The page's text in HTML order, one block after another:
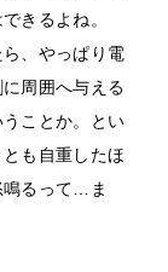
きるよね。
、やっぱり電
周囲へ与える
ことか。とい
も自重したほ
鳴るって…ま